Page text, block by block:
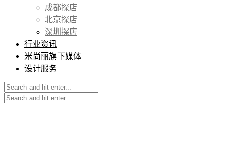
成都探店
北京探店
深圳探店
行业资讯
米尚丽旗下媒体
设计服务